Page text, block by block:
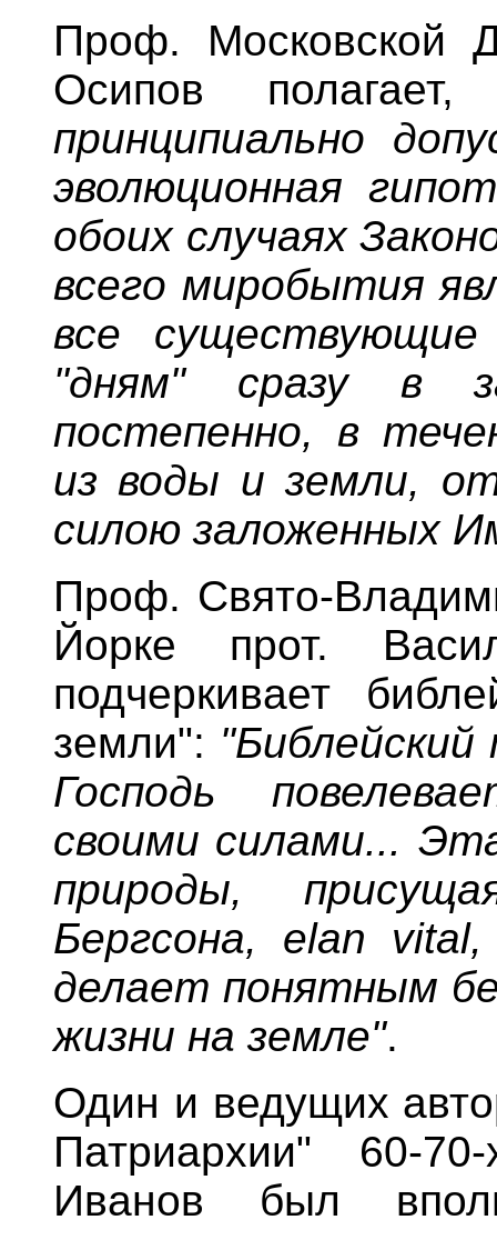
Проф. Московской
Осипов
принципиально
эволюционная
обоих случаях
всего миробытия
все
"дням" сразу в
постепенно, в
из воды и земли,
силою заложенных
Проф. Свято-
Йорке прот.
подчеркивает
земли":
Господь
своими силами...
природы,
Бергсона, elan
делает понятным
жизни на земле".
Один и ведущих
Патриархии" 60-
Иванов был